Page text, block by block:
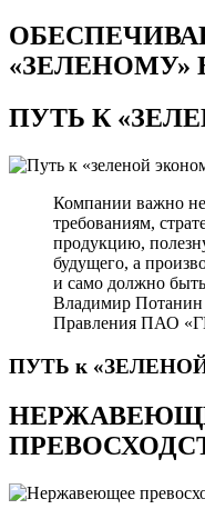
ПУТЬ К
Компании важно
требованиям,
продукцию,
будущего, а
и само должно
Владимир Потанин
Правления ПАО
ПУТЬ к